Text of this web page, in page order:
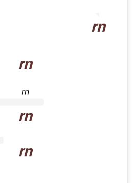
rn
rn
rn
rn
rn